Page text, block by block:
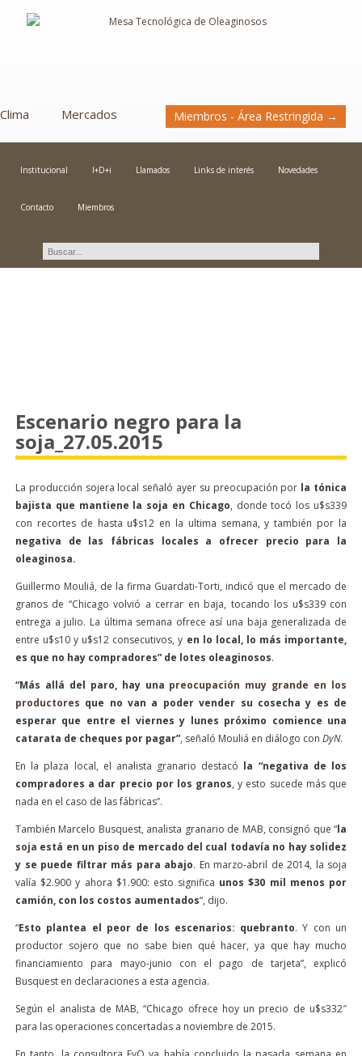
Clima Mercados Miembros - Área Restringida →
Institucional I+D+i Llamados Links de interés Novedades
Contacto Miembros
Escenario negro para la
soja_27.05.2015
La producción sojera local señaló ayer su preocupación por la tónica
bajista que mantiene la soja en Chicago, donde tocó los u$s339
con recortes de hasta u$s12 en la ultima semana, y también por la
negativa de las fábricas locales a ofrecer precio para la
oleaginosa.
Guillermo Mouliá, de la firma Guardati-Torti, indicó que el mercado de
granos de “Chicago volvió a cerrar en baja, tocando los u$s339 con
entrega a julio. La última semana ofrece así una baja generalizada de
entre u$s10 y u$s12 consecutivos, y en lo local, lo más importante,
es que no hay compradores” de lotes oleaginosos.
“Más allá del paro, hay una preocupación muy grande en los
productores que no van a poder vender su cosecha y es de
esperar que entre el viernes y lunes próximo comience una
catarata de cheques por pagar”, señaló Mouliá en diálogo con DyN.
En la plaza local, el analista granario destacó la “negativa de los
compradores a dar precio por los granos, y esto sucede más que
nada en el caso de las fábricas”.
También Marcelo Busquest, analista granario de MAB, consignó que “la
soja está en un piso de mercado del cual todavía no hay solidez
y se puede filtrar más para abajo. En marzo-abril de 2014, la soja
valía $2.900 y ahora $1.900: esto significa unos $30 mil menos por
camión, con los costos aumentados“, dijo.
“Esto plantea el peor de los escenarios: quebranto. Y con un
productor sojero que no sabe bien qué hacer, ya que hay mucho
financiamiento para mayo-junio con el pago de tarjeta”, explicó
Busquest en declaraciones a esta agencia.
Según el analista de MAB, “Chicago ofrece hoy un precio de u$s332″
para las operaciones concertadas a noviembre de 2015.